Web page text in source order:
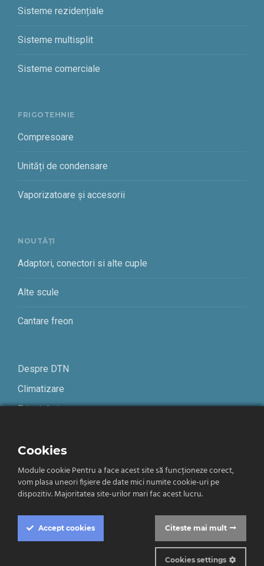
Sisteme rezidențiale
Sisteme multisplit
Sisteme comerciale
FRIGOTEHNIE
Compresoare
Unități de condensare
Vaporizatoare și accesorii
NOUTĂȚI
Adaptori, conectori si alte cuple
Alte scule
Cantare freon
Despre DTN
Climatizare
Frigotehnie
Termeni și condiții
Confidențialitate
Cookies
Module cookie Pentru a face acest site să funcționeze corect,
vom plasa uneori fișiere de date mici numite cookie-uri pe
dispozitiv. Majoritatea site-urilor mari fac acest lucru.
Accept cookies Citeste mai mult
Cookies settings